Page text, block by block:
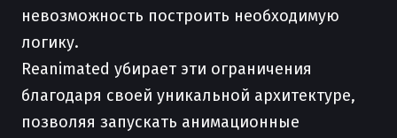
невозможность построить необходимую
логику.
Reanimated убирает эти ограничения
благодаря своей уникальной архитектуре,
позволяя запускать анимационные